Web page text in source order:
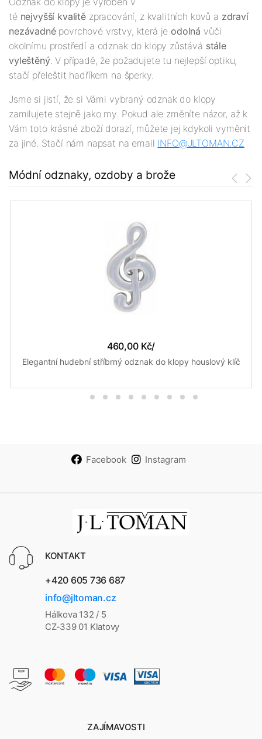
té nejvyšší kvalitě zpracování, z kvalitních kovů a zdraví
nezávadnépovrchové vrstvy, která je odolná vůči
okolnímu prostředí a odznak do klopy zůstává stále
vyleštěný. V případě, že požadujete tu nejlepší optiku,
stačí přeleštit hadříkem na šperky.
Jsme si jistí, že si Vámi vybraný odznak do klopy
zamilujete stejně jako my. Pokud ale změníte názor, až k
Vám toto krásné zboží dorazí, můžete jej kdykoli vyměnit
za jiné. Stačí nám napsat na email INFO@JLTOMAN. CZ
Módní odznaky, ozdoby a brože
460,00 Kč/
Elegantní hudební stříbrný odznak do klopy houslový klíč
Facebook Instagram
KONTAKT
+420 605 736 687
info@jltoman.cz
Hálkova 132 / 5
CZ-339 01 Klatovy
ZAJÍMAVOSTI